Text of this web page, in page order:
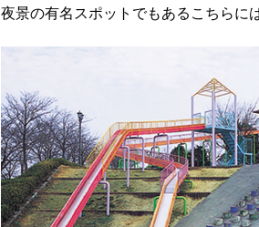
夜景の有名スポットでもあるこちらに